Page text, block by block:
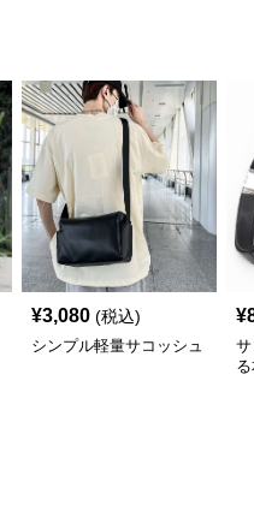
¥3,080 (税込)
シンプル軽量サコッシュ
¥